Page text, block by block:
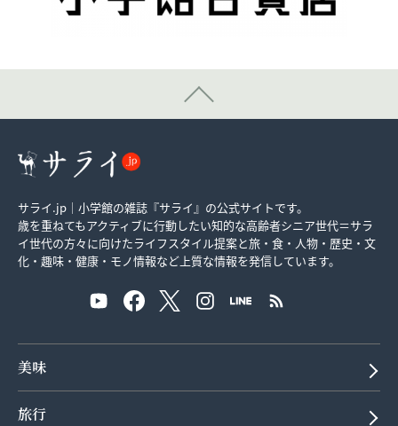
サライ.jp｜小学館の雑誌『サライ』の公式サイトです。
歳を重ねてもアクティブに行動したい知的な高齢者シニア世代＝サラ
イ世代の方々に向けたライフスタイル提案と旅・食・人物・歴史・文
化・趣味・健康・モノ情報など上質な情報を発信しています。
美味
旅行